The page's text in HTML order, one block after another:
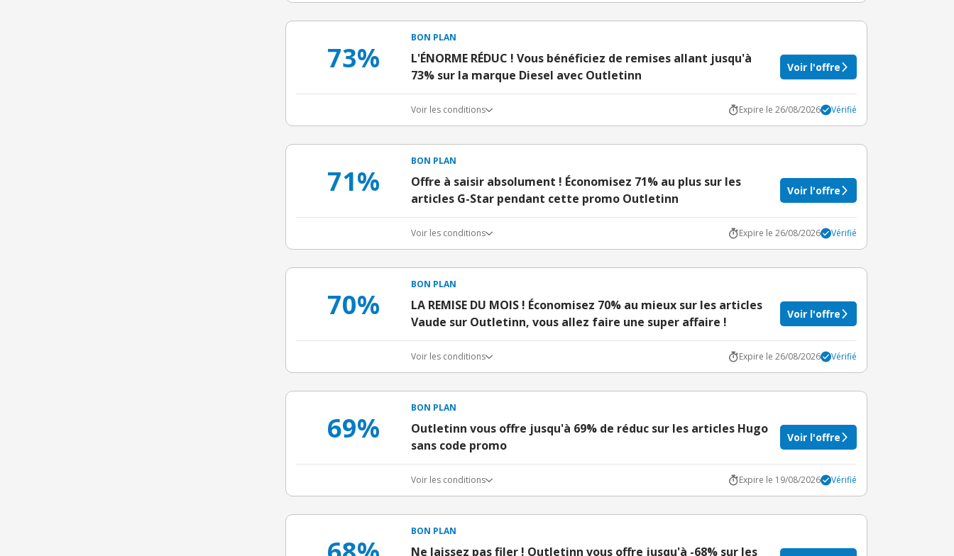
73%
BON PLAN
L'ÉNORME RÉDUC ! Vous bénéficiez de remises allant jusqu'à
73% sur la marque Diesel avec Outletinn
Voir l'offre
Voir les conditions Expire le 26/08/2026 Vérifié
71%
BON PLAN
Offre à saisir absolument ! Économisez 71% au plus sur les
articles G-Star pendant cette promo Outletinn
Voir l'offre
Voir les conditions Expire le 26/08/2026 Vérifié
70%
BON PLAN
LA REMISE DU MOIS ! Économisez 70% au mieux sur les articles
Vaude sur Outletinn, vous allez faire une super affaire !
Voir l'offre
Voir les conditions Expire le 26/08/2026 Vérifié
69%
BON PLAN
Outletinn vous offre jusqu'à 69% de réduc sur les articles Hugo
sans code promo
Voir l'offre
Voir les conditions Expire le 19/08/2026 Vérifié
BON PLAN
Ne laissez pas filer ! Outletinn vous offre jusqu'à -68% sur les